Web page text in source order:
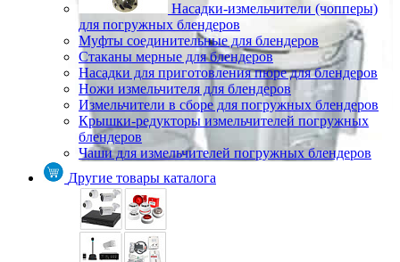
Насадки-измельчители (чопперы)
для погружных блендеров
Муфты соединительные для блендеров
Стаканы мерные для блендеров
Насадки для приготовления пюре для блендеров
Ножи измельчителя для блендеров
Измельчители в сборе для погружных блендеров
Крышки-редукторы измельчителей погружных
блендеров
Чаши для измельчителей погружных блендеров
Другие товары каталога